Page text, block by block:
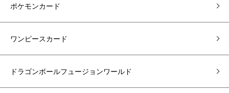
ポケモンカード
ワンピースカード
ドラゴンボールフュージョンワールド